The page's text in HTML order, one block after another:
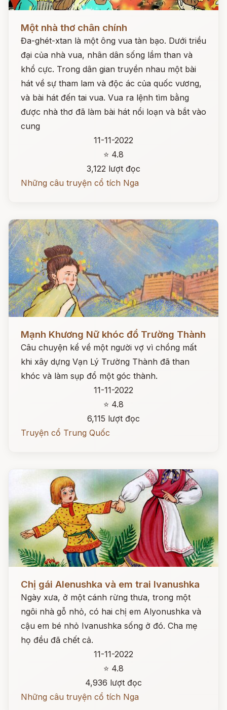
Một nhà thơ chân chính
Đa-ghét-xtan là một ông vua tàn bạo. Dưới triều
đại của nhà vua, nhân dân sống lầm than và
khổ cực. Trong dân gian truyền nhau một bài
hát về sự tham lam và độc ác của quốc vương,
và bài hát đến tai vua. Vua ra lệnh tìm bằng
được nhà thơ đã làm bài hát nổi loạn và bắt vào
cung
11-11-2022
⭐ 4.8
3,122 lượt đọc
Những câu truyện cổ tích Nga
Mạnh Khương Nữ khóc đổ Trường Thành
Câu chuyện kể về một người vợ vì chồng mất
khi xây dựng Vạn Lý Trường Thành đã than
khóc và làm sụp đổ một góc thành.
11-11-2022
⭐ 4.8
6,115 lượt đọc
Truyện cổ Trung Quốc
Chị gái Alenushka và em trai Ivanushka
Ngày xưa, ở một cánh rừng thưa, trong một
ngôi nhà gỗ nhỏ, có hai chị em Alyonushka và
cậu em bé nhỏ Ivanushka sống ở đó. Cha mẹ
họ đều đã chết cả.
11-11-2022
⭐ 4.8
4,936 lượt đọc
Những câu truyện cổ tích Nga